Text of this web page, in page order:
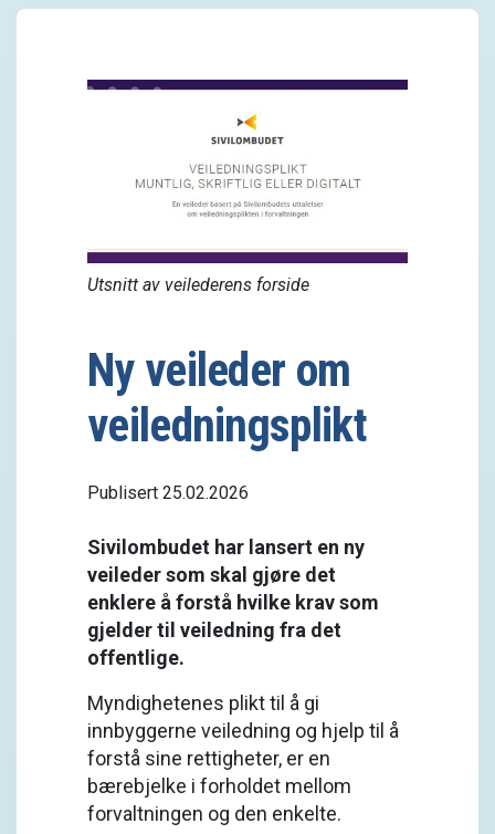
Utsnitt av veilederens forside
Ny veileder om
veiledningsplikt
Publisert 25.02.2026
Sivilombudet har lansert en ny
veileder som skal gjøre det
enklere å forstå hvilke krav som
gjelder til veiledning fra det
offentlige.
Myndighetenes plikt til å gi
innbyggerne veiledning og hjelp til å
forstå sine rettigheter, er en
bærebjelke i forholdet mellom
forvaltningen og den enkelte.